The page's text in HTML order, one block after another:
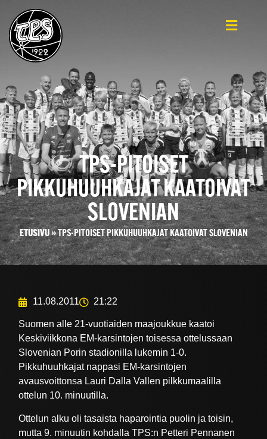
TPS-PITOISET
PIKKUHUUHKAJAT KAATOIVAT
SLOVENIAN
ETUSIVU»TPS-PITOISET PIKKUHUUHKAJAT KAATOIVAT SLOVENIAN
11.08.2011 21:22
Suomen alle 21-vuotiaiden maajoukkue kaatoi
Keskiviikkona EM-karsintojen toisessa ottelussaan
Slovenian Porin stadionilla lukemin 1-0.
Pikkuhuuhkajat nappasi EM-karsintojen
avausvoittonsa Lauri Dalla Vallen pilkkumaalilla
ottelun 10. minuutilla.
Ottelun alku oli tasaista haparointia puolin ja toisin,
mutta 9. minuutin kohdalla TPS:n Petteri Pennanen